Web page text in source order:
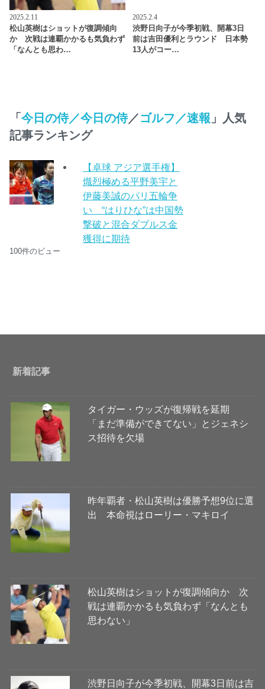
2025.2.11
松山英樹はショットが復調傾向
か 次戦は連覇かかるも気負わず
「なんとも思わ…
2025.2.4
渋野日向子が今季初戦、開幕3日
前は吉田優利とラウンド 日本勢
13人がコー…
「今日の侍／今日の侍／ゴルフ／速報 」人気
記事ランキング
【卓球 アジア選手権】
熾烈極める平野美宇と
伊藤美誠のパリ五輪争
い “はりひな”は中国勢
撃破と混合ダブルス金
獲得に期待
100件のビュー
新着記事
タイガー・ウッズが復帰戦を延期
「まだ準備ができてない」とジェネシ
ス招待を欠場
昨年覇者・松山英樹は優勝予想9位に選
出 本命視はローリー・マキロイ
松山英樹はショットが復調傾向か 次
戦は連覇かかるも気負わず「なんとも
思わない」
渋野日向子が今季初戦、開幕3日前は吉